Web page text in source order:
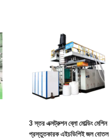
3 স্তর এক্সট্রুশন ব্লো মোল্ডিং মেশিন
প্রস্তুতকারক এইচডিপিই জল বোতল